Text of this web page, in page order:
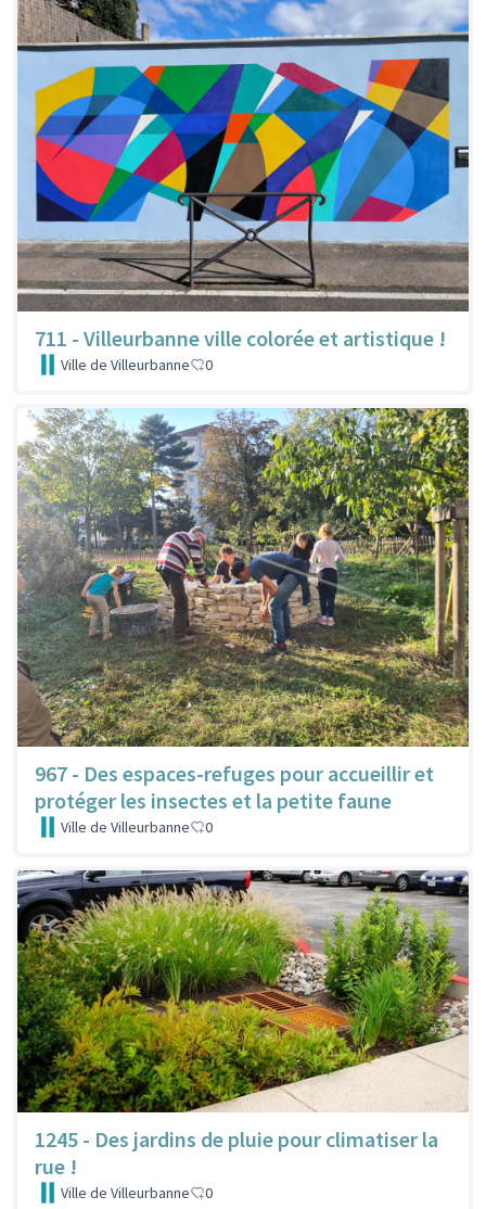
711 - Villeurbanne ville colorée et artistique !
Ville de Villeurbanne 0
967 - Des espaces-refuges pour accueillir et
protéger les insectes et la petite faune
Ville de Villeurbanne 0
1245 - Des jardins de pluie pour climatiser la
rue !
Ville de Villeurbanne 0